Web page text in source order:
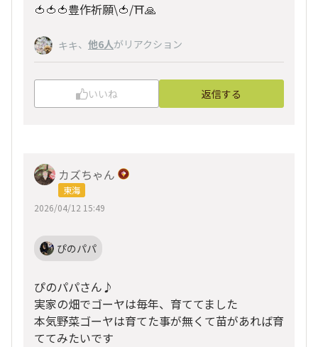
🍅🍅🍅豊作祈願\🍅/⛩️🙏
キキ、 他6人がリアクション
いいね 返信する
カズちゃん
東海
2026/04/12 15:49
ぴのパパ
ぴのパパさん♪
実家の畑でゴーヤは毎年、育ててました
本気野菜ゴーヤは育てた事が無くて苗があれば育
ててみたいです